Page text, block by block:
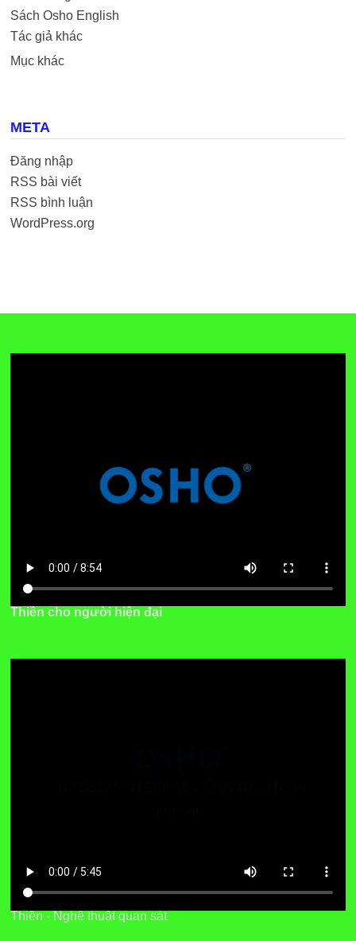
Sách Osho English
Tác giả khác
Mục khác
META
Đăng nhập
RSS bài viết
RSS bình luận
WordPress.org
Thiền cho người hiện đại
Thiền - Nghệ thuật quan sát